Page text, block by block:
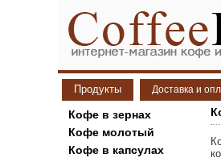
Продукты Доставка и
Кофе в зернах
Кофе молотый
Кофе в капсулах